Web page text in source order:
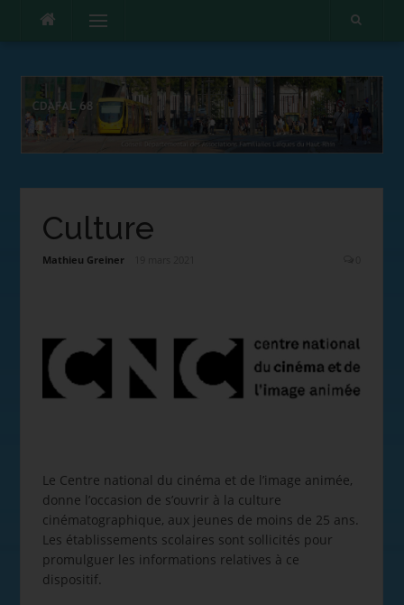
Menu
Culture
Mathieu Greiner
Le Centre national du cinéma et de l’image animée,
donne l’occasion de s’ouvrir à la culture
cinématographique, aux jeunes de moins de 25 ans.
Les établissements scolaires sont sollicités pour
promulguer les informations relatives à ce
dispositif.